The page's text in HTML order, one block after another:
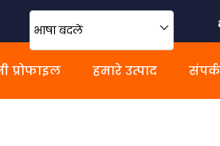
भाषा बदलें
प्रोफाइल हमारे उत्पाद